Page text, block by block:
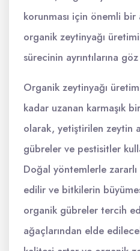
korunması için önemli bir
organik zeytinyağı
sürecinin ayrıntılarına
Organik zeytinyağı
kadar uzanan karmaşık
olarak, yetiştirilen zeytin
gübreler ve pestisitler
Doğal yöntemlerle
edilir ve bitkilerin
organik gübreler tercih
ağaçlarından elde